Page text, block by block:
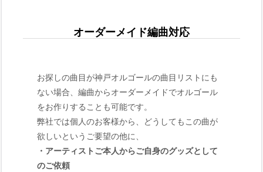
オーダーメイド編曲対応
お探しの曲目が神戸オルゴールの曲目リストにも
ない場合、編曲からオーダーメイドでオルゴール
をお作りすることも可能です。
弊社では個人のお客様から、どうしてもこの曲が
欲しいというご要望の他に、
・アーティストご本人からご自身のグッズとして
のご依頼